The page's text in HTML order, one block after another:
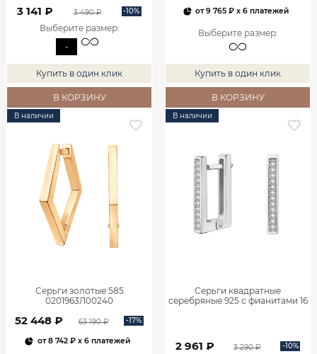
3 141 ₽ 3 490 ₽ -10%
Выберите размер:
-
Купить в один клик
В КОРЗИНУ
от9 765 ₽ x 6 платежей
Выберите размер:
Купить в один клик
В КОРЗИНУ
В наличии
Серьги золотые 585
0201963Л00240
52 448 ₽ 63 190 ₽ -17%
от8 742 ₽x 6 платежей
В наличии
Серьги квадратные
серебряные 925 с фианитами 16
2 961 ₽ 3 290 ₽ -10%